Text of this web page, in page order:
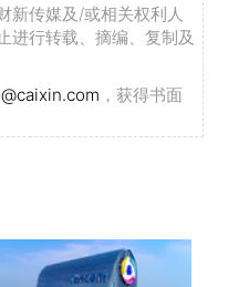
新传媒及/或相关权利人
进行转载、摘编、复制及
，获得书面